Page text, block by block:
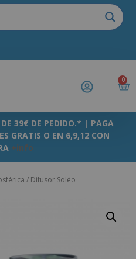
0
39€ DE PEDIDO.* | PAGA
GRATIS O EN 6,9,12 CON
+info
/ Difusor Soléo